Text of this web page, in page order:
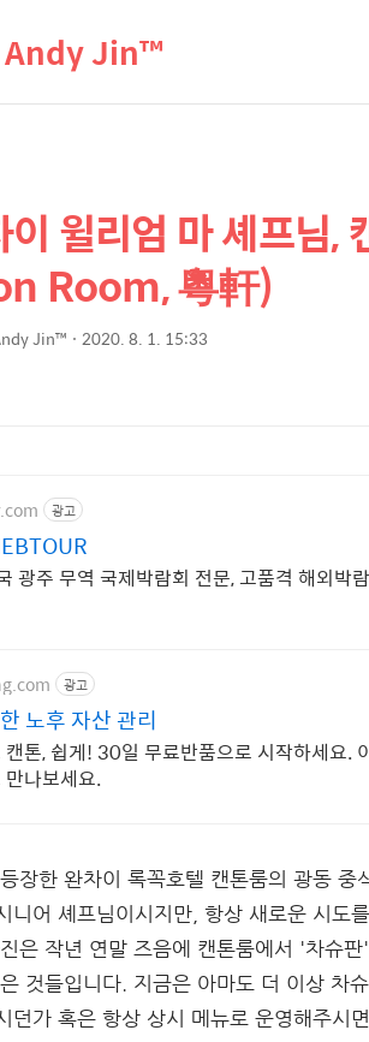
Jin™
윌리엄 마 셰프님,
Room, 粵軒)
Jin™ 2020. 8. 1. 15:33
광고
광주 무역 국제박람회 전문, 고품격 해외박
광고
노후 자산 관리
톤, 쉽게! 30일 무료반품으로 시작하세요.
나보세요.
장한 완차이 록꼭호텔 캔톤룸의 광동 중
니어 셰프님이시지만, 항상 새로운 시도
은 작년 연말 즈음에 캔톤룸에서 '차슈
것들입니다. 지금은 아마도 더 이상 차
던가 혹은 항상 상시 메뉴로 운영해주시